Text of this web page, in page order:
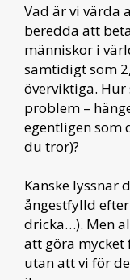
Vad är vi värda
beredda att
människor i
samtidigt som
överviktiga. Hur
problem –
egentligen som
du tror)?
Kanske lyssnar
ångestfylld
dricka…). Men
att göra mycket
utan att vi för